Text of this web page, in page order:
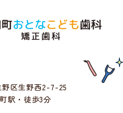
区生野西2-7-25
駅・徒歩3分